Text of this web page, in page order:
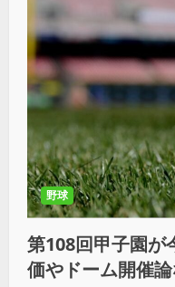
野球
第108回甲子園が
価やドーム開催